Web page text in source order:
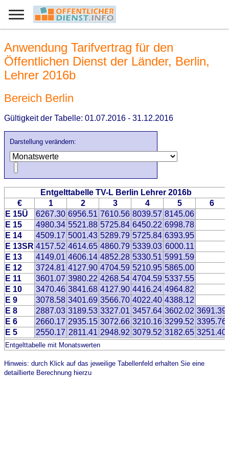
Darstellung verändern:
Anwendung Tarifvertrag für den
Öffentlichen Dienst der Länder, Berlin,
Lehrer 2016b
Bereich Berlin
Gültigkeit der Tabelle: 01.07.2016 - 31.12.2016
Entgelttabelle TV-L Berlin Lehrer 2016b
€
1 2 3 4 5
6
E 15Ü
6267.30 6956.51 7610.56 8039.57 8145.06
E 15
4980.34 5521.88 5725.84 6450.22 6998.78
E 14
4509.17 5001.43 5289.79 5725.84 6393.95
E 13SR 4157.52 4614.65 4860.79 5339.03 6000.11
E 13
4149.01 4606.14 4852.28 5330.51 5991.59
E 12
3724.81 4127.90 4704.59 5210.95 5865.00
E 11
3601.07 3980.22 4268.54 4704.59 5337.55
E 10
3470.46 3841.68 4127.90 4416.24 4964.82
E 9
3078.58 3401.69 3566.70 4022.40 4388.12
E 8
2887.03 3189.53 3327.01 3457.64 3602.02 3691.39
E 6
2660.17 2935.15 3072.66 3210.16 3299.52 3395.76
E 5
2550.17 2811.41 2948.92 3079.52 3182.65 3251.40
Entgelttabelle mit Monatswerten
Hinweis: durch Klick auf das jeweilige Tabellenfeld erhalten Sie eine
detaillierte Berechnung hierzu